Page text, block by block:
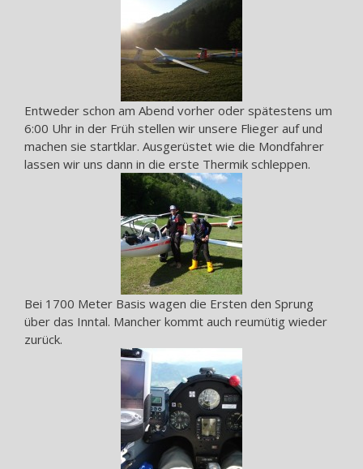
Entweder schon am Abend vorher oder spätestens um
6:00 Uhr in der Früh stellen wir unsere Flieger auf und
machen sie startklar. Ausgerüstet wie die Mondfahrer
lassen wir uns dann in die erste Thermik schleppen.
Bei 1700 Meter Basis wagen die Ersten den Sprung
über das Inntal. Mancher kommt auch reumütig wieder
zurück.